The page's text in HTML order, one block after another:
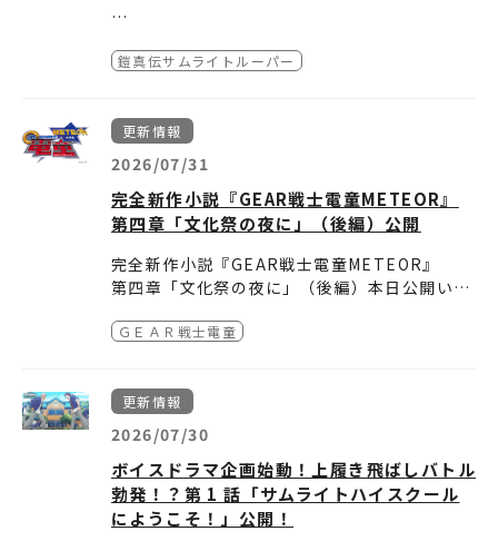
・登壇者および舞台挨拶の予定は、都合により
・身体上のご事情がある場合は、劇場従業員ま
せん。
・転売目的でのご購入は、固くお断りいたしま
す。また、転売で入手したチケットであること
が発覚した場合には、ご入場をお断りさせてい
ただく場合がございます。
くは、ご購入の際にご確認ください。
・主催者側判断による中止の場合を除き、ご購
入者様によるいかなる事情が生じましても、ご
購入・お引換後のチケットの変更や払い戻しは
・開演時間が近くなりますと入場口が混雑いた
しますので、お時間に余裕をもってのご来場を
お願い致します。
・劇場周辺での出待ち・入待ちにつきまして
は、近隣のご迷惑となりますので、固くお断り
いたします。
・会場内ではマスコミ各社の取材による撮影、
回答Vol.6
第4話「魂伐闘」：コンバット
第6話「離守舵跡」：リスタート
第7話「冥喪裏威」：メモリー
第8話「逢解寅」：アゲイン
第10話「錯利符愛棲」：サクリファイス
第11話「履陀鞍」：リターン
新宿で開催中の「妖邪門AR」
がパワーアップ！大阪開催＆期
間延長も決定！
TVアニメ『鎧真伝サムライトルーパー』第2ク
ールの放送開始を記念して、新宿で開催中のデ
ジタルアトラクション「妖邪門AR」がさらに
新たな演出の追加に加え、大阪・道頓堀での開
催、さらに開催期間の延長も決定！
■妖邪門ARとは
と、街が『鎧真伝サムライトルーパー』の世界
とリンク！
実物大の「妖邪門」がAR出現し、妖邪界から
きるコンテンツです。
【アップデート内容】
【開催期間】
JR新宿駅東口前広場付近（
大阪 道頓堀 戎橋（
★遊び方（参加フロー）
＜STEP 1＞ 📱専用アプリのダウンロード
まずは事前にお手持ちの端末へ、AR対応アプ
リ「3.5次元GuideBot」をインストールして
ください。
Android版（Google Play）はこちら
iOS版（App Store）はこちら
＜STEP 2＞ 🗺️現地でアプリを起動
アプリ起動後、「カメラ」と「GPS」の利用を
許可してください。
▼現地写真
JR新宿駅東口前広場
道頓堀 戎橋
＜STEP 4＞​AR起動！
シーンに入るとアプリ内でカメラが起動しま
す。
周りの建物や地形の読み込みが完了すると、目
の前の空間に大迫力の「妖邪門」が出現！
臨場感あふれる劇伴(BGM)とともに、襲い来る
妖邪兵たち、凱、羅真我との記念撮影をお楽し
〇注意事項（必ずお読みください）
■アプリの動作環境について
アプリの推奨環境については、各ストア（Goo
gle Play / App Store）のインストール画面を
ご確認ください。推奨環境を満たしている場合
■安全上のご注意
体験の際は、ご自身や周囲の安全を十分に確認
し、他のお客様の通行の妨げにならないようご
配慮をお願いいたします。
■通信料について
本コンテンツの利用料は無料ですが、ダウンロ
★「#サムライトルーパーAR」SNS
投稿キャンペーン開催！
妖邪門ARで撮影した写真や動画をXに投稿し
て、貴重なプレゼントをゲットしよう！
○応募方法
1. TVアニメ『鎧真伝サムライトルーパー』公
式Xアカウント「
2. 新宿の指定エリアにて、妖邪門ARで写真ま
たは動画を撮影。
3. ご自身のXアカウントから、ハッシュタグ
鎧真伝サムライトルーパー
更新情報
2026/07/31
完全新作小説『GEAR戦士電童METEOR』
第四章「文化祭の夜に」（後編）公開
完全新作小説『GEAR戦士電童METEOR』
第四章「文化祭の夜に」（後編）本日公開いた
▼『GEAR戦士電童METEOR』公開ページ
▼『GEAR戦士電童METEOR』あらすじ
ガルファ皇帝との戦いから三年――
平和を取り戻した地球で
銀河と北斗、ふたりの少年は平穏な日々を送っ
ていた
だが、機能を停止したはずの螺旋城が謎の再起
動を果たす
ＧＥＡＲ戦士電童
更新情報
2026/07/30
ボイスドラマ企画始動！上履き飛ばしバトル
勃発！？第 1 話「サムライトハイスクール
にようこそ！」公開！